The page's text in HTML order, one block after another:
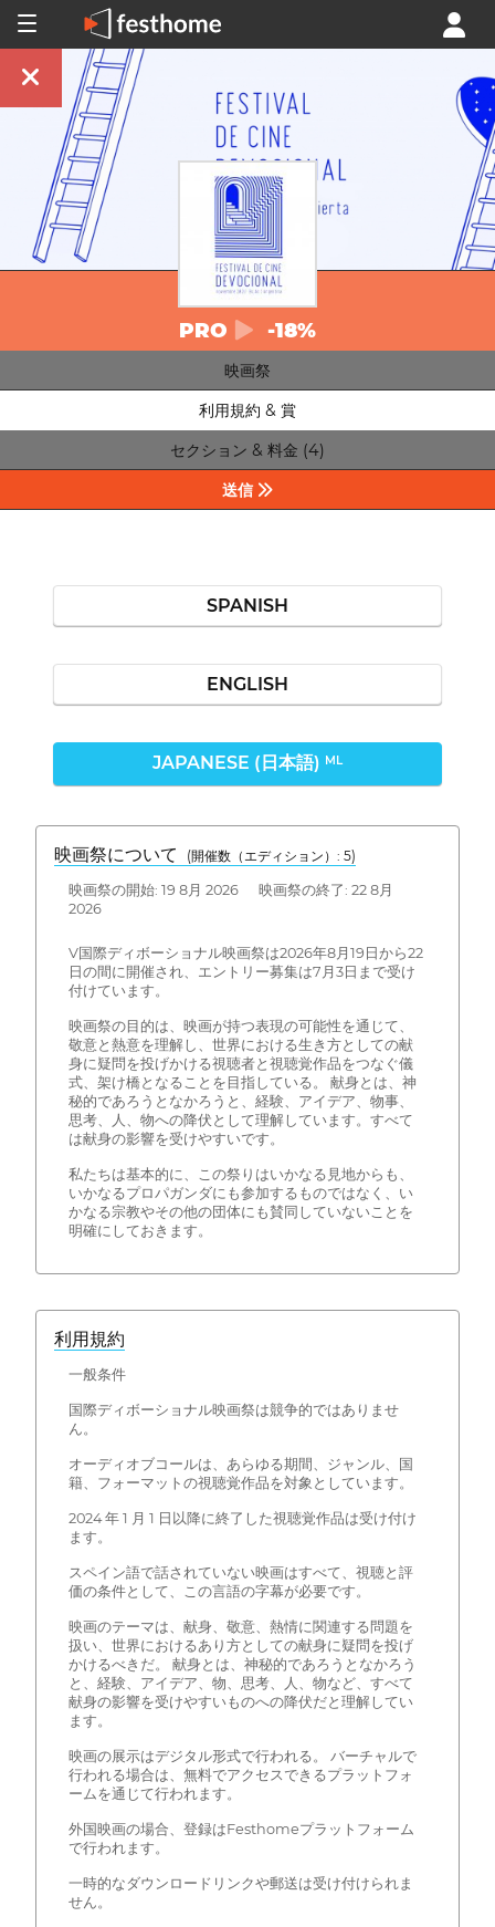
PRO -18%
映画祭
利用規約 & 賞
セクション & 料金 (4)
送信
SPANISH
ENGLISH
JAPANESE (日本語) ML
映画祭について (開催数（エディション）: 5)
映画祭の開始: 19 8月 2026 映画祭の終了: 22 8月
2026
V国際ディボーショナル映画祭は2026年8月19日から22
日の間に開催され、エントリー募集は7月3日まで受け
付けています。
映画祭の目的は、映画が持つ表現の可能性を通じて、
敬意と熱意を理解し、世界における生き方としての献
身に疑問を投げかける視聴者と視聴覚作品をつなぐ儀
式、架け橋となることを目指している。 献身とは、神
秘的であろうとなかろうと、経験、アイデア、物事、
思考、人、物への降伏として理解しています。すべて
は献身の影響を受けやすいです。
私たちは基本的に、この祭りはいかなる見地からも、
いかなるプロパガンダにも参加するものではなく、い
かなる宗教やその他の団体にも賛同していないことを
明確にしておきます。
利用規約
一般条件
国際ディボーショナル映画祭は競争的ではありませ
ん。
オーディオブコールは、あらゆる期間、ジャンル、国
籍、フォーマットの視聴覚作品を対象としています。
2024 年 1 月 1 日以降に終了した視聴覚作品は受け付け
ます。
スペイン語で話されていない映画はすべて、視聴と評
価の条件として、この言語の字幕が必要です。
映画のテーマは、献身、敬意、熱情に関連する問題を
扱い、世界におけるあり方としての献身に疑問を投げ
かけるべきだ。 献身とは、神秘的であろうとなかろう
と、経験、アイデア、物、思考、人、物など、すべて
献身の影響を受けやすいものへの降伏だと理解してい
ます。
映画の展示はデジタル形式で行われる。 バーチャルで
行われる場合は、無料でアクセスできるプラットフォ
ームを通じて行われます。
外国映画の場合、登録はFesthomeプラットフォーム
で行われます。
一時的なダウンロードリンクや郵送は受け付けられま
せん。